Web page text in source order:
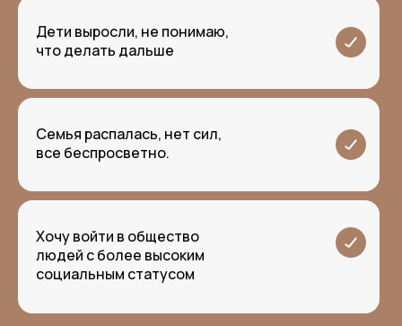
Дети выросли, не понимаю,
что делать дальше
Семья распалась, нет сил,
все беспросветно.
Хочу войти в общество
людей с более высоким
социальным статусом